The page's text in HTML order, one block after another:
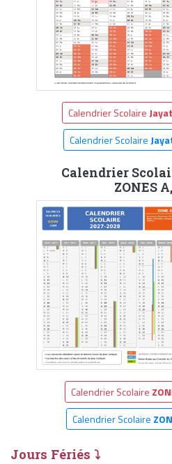
Calendrier Scolaire Jayat
Calendrier Scolaire
Calendrier
ZONES
Calendrier Scolaire
Calendrier Scolaire
Jours Fériés ⤵